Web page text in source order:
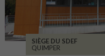
SIÈGE DU SDEF
QUIMPER